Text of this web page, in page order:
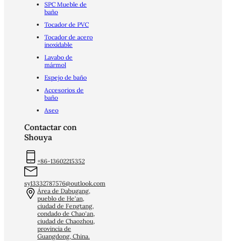
SPC Mueble de
baño
Tocador de PVC
Tocador de acero
inoxidable
Lavabo de
mármol
Espejo de baño
Accesorios de
baño
Aseo
Contactar con
Shouya
+86-13602215352
sy13332787576@outlook.com
Área de Dabugang,
pueblo de He'an,
ciudad de Fengtang,
condado de Chao'an,
ciudad de Chaozhou,
provincia de
Guangdong, China.